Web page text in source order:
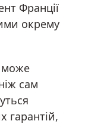
Франції
окрему
може
сам
гарантій,